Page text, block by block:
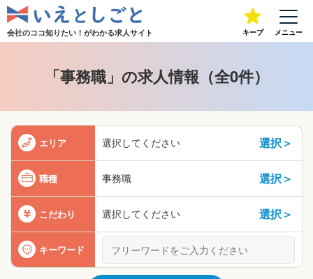
会社のココ知りたい！がわかる求人サイト キープ メニュー
「事務職」の求人情報（全0件）
エリア 選択してください 選択＞
職種 事務職 選択＞
こだわり 選択してください 選択＞
キーワード